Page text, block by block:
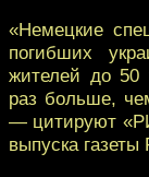
«Немецкие
погибших
жителей до 50
раз больше,
— цитируют
выпуска